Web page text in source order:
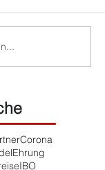
Corona
Ehrung
IBO